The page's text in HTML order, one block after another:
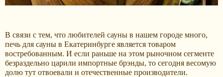
В связи с тем, что любителей сауны в нашем городе много,
печь для сауны в Екатеринбурге является товаром
востребованным. И если раньше на этом рыночном сегменте
безраздельно царили импортные брэнды, то сегодня весомую
долю тут отвоевали и отечественные производители.